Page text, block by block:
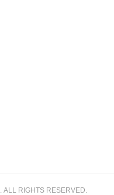
. ALL RIGHTS RESERVED.